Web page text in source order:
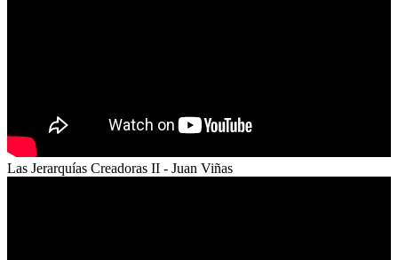
Las Jerarquías Creadoras II - Juan Viñas